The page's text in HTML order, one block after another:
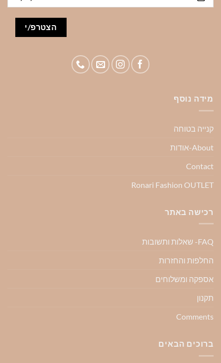
מידה נוסף
קנייה בטוחה
About-אודות
Contact
Ronari Fashion OUTLET
רכישה באתר
FAQ- שאלות ותשובות
החלפות והחזרות
אספקה ומשלוחים
תקנון
Comments
ברוכים הבאים